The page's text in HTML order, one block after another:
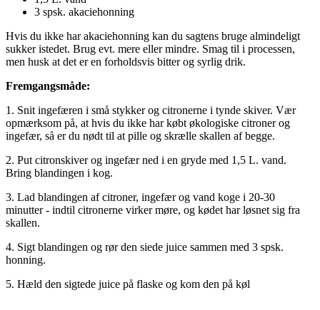
3 spsk. akaciehonning
Hvis du ikke har akaciehonning kan du sagtens bruge almindeligt
sukker istedet. Brug evt. mere eller mindre. Smag til i processen,
men husk at det er en forholdsvis bitter og syrlig drik.
Fremgangsmåde:
1. Snit ingefæren i små stykker og citronerne i tynde skiver. Vær
opmærksom på, at hvis du ikke har købt økologiske citroner og
ingefær, så er du nødt til at pille og skrælle skallen af begge.
2. Put citronskiver og ingefær ned i en gryde med 1,5 L. vand.
Bring blandingen i kog.
3. Lad blandingen af citroner, ingefær og vand koge i 20-30
minutter - indtil citronerne virker møre, og kødet har løsnet sig fra
skallen.
4. Sigt blandingen og rør den siede juice sammen med 3 spsk.
honning.
5. Hæld den sigtede juice på flaske og kom den på køl